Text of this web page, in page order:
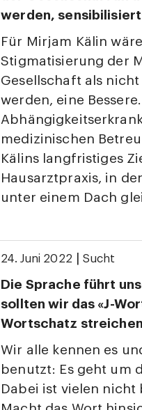
werden,
Für Mirjam Kälin
Stigmatisierung der
Gesellschaft als
werden, eine
medizinischen
Kälins langfristiges
Hausarztpraxis, in
unter einem Dach
24. Juni 2022 Sucht
Die Sprache führt
sollten wir das «J-
Wortschatz streichen
Wir alle kennen es
benutzt: Es geht um
Dabei ist vielen nicht